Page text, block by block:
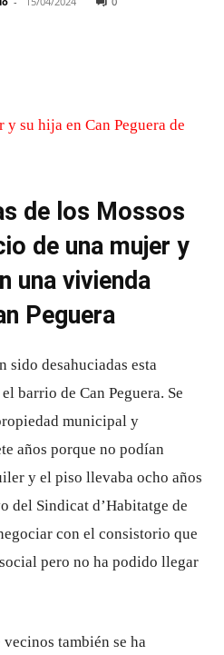
de los Mossos
de una mujer y
una vivienda
Peguera
sido desahuciadas esta
barrio de Can Peguera. Se
municipal y
años porque no podían
y el piso llevaba ocho años
del Sindicat d’Habitatge de
con el consistorio que
pero no ha podido llegar
también se ha